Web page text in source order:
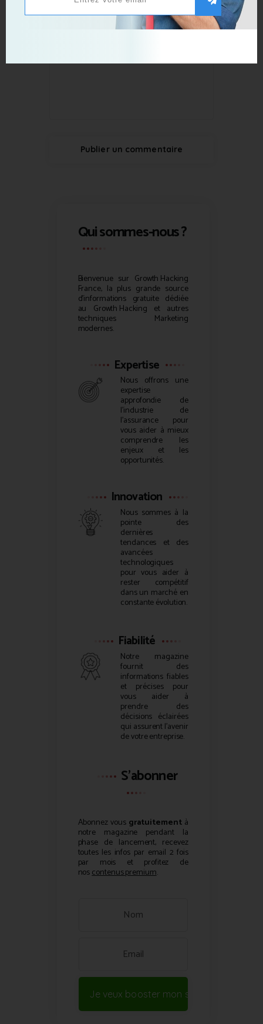
Qui sommes-nous ?
Bienvenue sur Growth Hacking
France, la plus grande source
d’informations gratuite dédiée
au Growth Hacking et autres
techniques Marketing
modernes.
Expertise
Nous offrons une
expertise
approfondie de
l’industrie de
l’assurance pour
vous aider à mieux
comprendre les
enjeux et les
opportunités.
Innovation
Nous sommes à la
pointe des
dernières
tendances et des
avancées
technologiques
pour vous aider à
rester compétitif
dans un marché en
constante évolution.
Fiabilité
Notre magazine
fournit des
informations fiables
et précises pour
vous aider à
prendre des
décisions éclairées
qui assurent l’avenir
de votre entreprise.
S'abonner
Abonnez vous gratuitementà
notre magazine pendant la
phase de lancement, recevez
toutes les infos par email 2 fois
par mois et profitez de
noscontenus premium.
Je veux booster mon site !